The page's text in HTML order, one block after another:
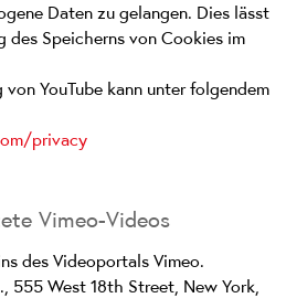
Daten zu gelangen. Dies lässt
des Speicherns von Cookies im
YouTube kann unter folgendem
privacy
Vimeo-Videos
des Videoportals Vimeo.
555 West 18th Street, New York,